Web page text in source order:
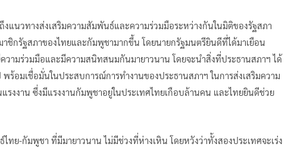
แนวทางส่งเสริมความสัมพันธ์และความร่วมมือระหว่างกันในมิติของรัฐสภา
าชิกรัฐสภาของไทยและกัมพูชามากขึ้น โดยนายกรัฐมนตรียินดีที่ได้มาเยือน
ามร่วมมือและมีความสนิทสนมกันมายาวนาน โดยจะนำสิ่งที่ประธานสภาฯ ได้
อมเชื่อมั่นในประสบการณ์การทำงานของประธานสภาฯ ในการส่งเสริมความ
รงงาน ซึ่งมีแรงงานกัมพูชาอยู่ในประเทศไทยเกือบล้านคน และไทยยินดีช่วย
ย-กัมพูชา ที่มีมายาวนาน ไม่มีช่วงที่ห่างเหิน โดยหวังว่าทั้งสองประเทศจะเร่ง